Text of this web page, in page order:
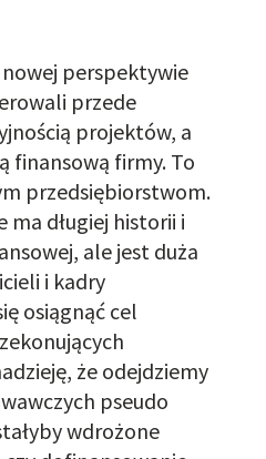
perspektywie
przede
projektów, a
finansową firmy. To
przedsiębiorstwom.
ma długiej historii i
ale jest duża
i kadry
osiągnąć cel
że odejdziemy
pseudo
wdrożone